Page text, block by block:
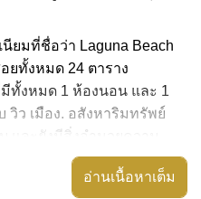
ยมที่ชื่อว่า Laguna Beach
ยทั้งหมด 24 ตาราง
ทั้งหมด 1 ห้องนอน และ 1
ว เมือง. อสังหาริมทรัพย์
และยังมีสิ่งอำนวยความ
งปรับอากาศครบ,
ระว่ายน้ำ ส่วนกลาง ได้
อ่านเนื้อหาเต็ม